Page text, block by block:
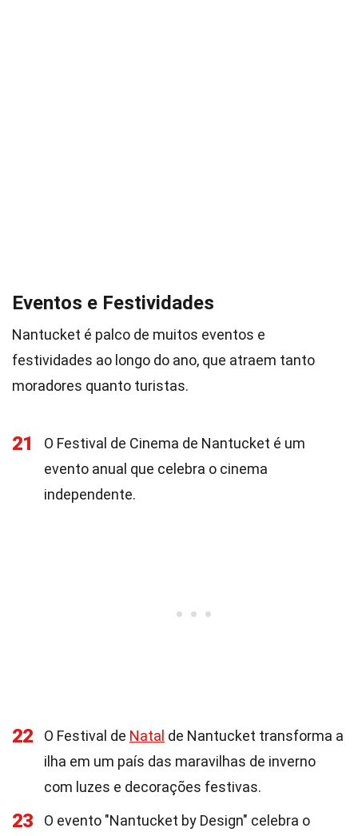
Eventos e Festividades
Nantucket é palco de muitos eventos e
festividades ao longo do ano, que atraem tanto
moradores quanto turistas.
21
O Festival de Cinema de Nantucket é um
evento anual que celebra o cinema
independente.
22 O Festival de Natal de Nantucket transforma a
ilha em um país das maravilhas de inverno
com luzes e decorações festivas.
23 O evento "Nantucket by Design" celebra o